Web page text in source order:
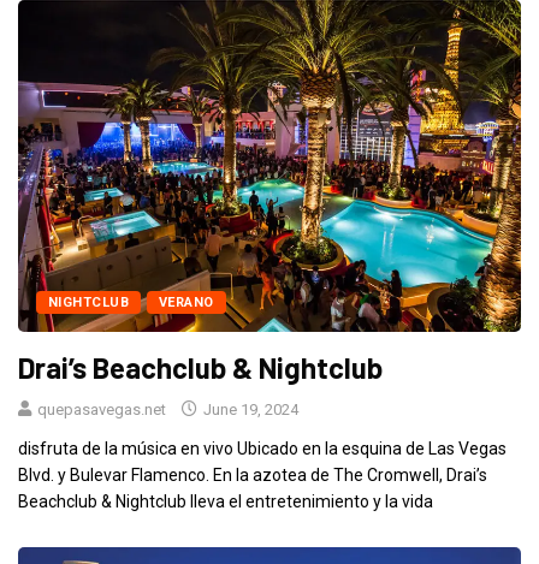
NIGHTCLUB VERANO
Drai’s Beachclub & Nightclub
quepasavegas.net June 19, 2024
disfruta de la música en vivo Ubicado en la esquina de Las Vegas
Blvd. y Bulevar Flamenco. En la azotea de The Cromwell, Drai’s
Beachclub & Nightclub lleva el entretenimiento y la vida